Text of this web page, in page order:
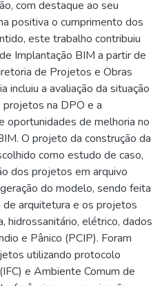
com destaque ao seu
positiva o cumprimento dos
este trabalho contribuiu
Implantação BIM a partir de
de Projetos e Obras
incluiu a avaliação da situação
na DPO e a
oportunidades de melhoria no
O projeto da construção da
como estudo de caso,
dos projetos em arquivo
do modelo, sendo feita
arquitetura e os projetos
hidrossanitário, elétrico, dados
e Pânico (PCIP). Foram
utilizando protocolo
e Ambiente Comum de